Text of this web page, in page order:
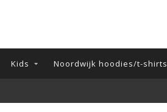
Kids Noordwijk hoodies/t-shirts